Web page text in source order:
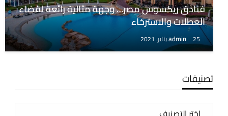
فنادق ريكسوس مصر… وجهة مثالية رائعة لقضاء
العطلات والاسترخاء
admin 25 يناير، 2021
تصنيفات
تصنيفات